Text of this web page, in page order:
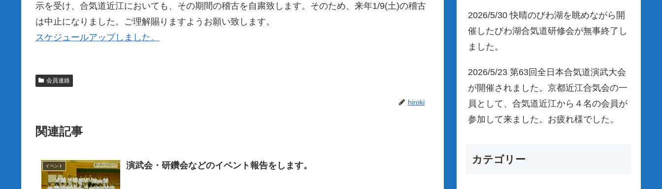
示を受け、合気道近江においても、その期間の稽古を自粛致します。そのため、来年1/9(土)の稽古
は中止になりました。ご理解賜りますようお願い致します。
スケジュールアップしました。
会員連絡
hiroki
関連記事
イベント 演武会・研鑽会などのイベント報告をします。
2026/5/30 快晴のびわ湖を眺めながら開
催したびわ湖合気道研修会が無事終了し
ました。
2026/5/23 第63回全日本合気道演武大会
が開催されました。京都近江合気会の一
員として、合気道近江から４名の会員が
参加して来ました。お疲れ様でした。
カテゴリー